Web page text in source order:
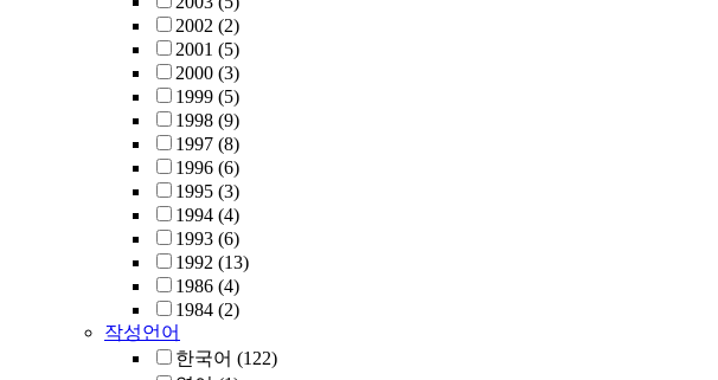
2002 (2)
2001 (5)
2000 (3)
1999 (5)
1998 (9)
1997 (8)
1996 (6)
1995 (3)
1994 (4)
1993 (6)
1992 (13)
1986 (4)
1984 (2)
작성언어
한국어 (122)